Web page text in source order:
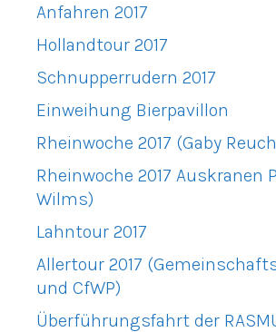
Anfahren 2017
Hollandtour 2017
Schnupperrudern 2017
Einweihung Bierpavillon
Rheinwoche 2017 (Gaby
Rheinwoche 2017 Auskranen
Wilms)
Lahntour 2017
Allertour 2017
und CfWP)
Überführungsfahrt der